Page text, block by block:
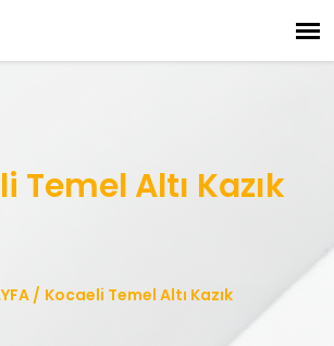
Temel Altı Kazık
/ Kocaeli Temel Altı Kazık